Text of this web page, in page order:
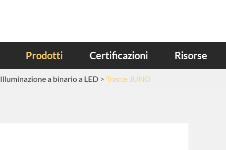
Prodotti Certificazioni Risorse
Illuminazione a binario a LED Tracce JUNO